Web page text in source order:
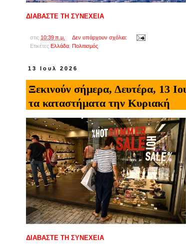
ΔΙΑΒΑΣΤΕ ΤΗ ΣΥΝΕΧΕΙΑ
στις 10:39 π.μ.
Δεν υπάρχουν σχόλια:
Ετικέτες Ελλάδα Πολιτισμός
13 Ιουλ 2026
Ξεκινούν σήμερα, Δευτέρα, 13
τα καταστήματα την Κυριακή
ΔΙΑΒΑΣΤΕ ΤΗ ΣΥΝΕΧΕΙΑ